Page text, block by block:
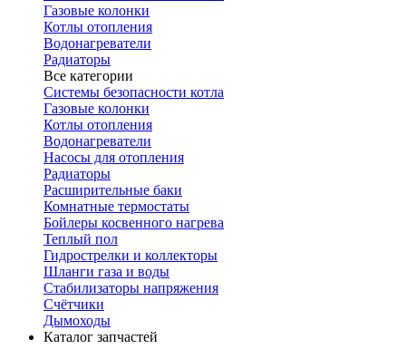
Газовые колонки
Котлы отопления
Водонагреватели
Радиаторы
Все категории
Системы безопасности котла
Газовые колонки
Котлы отопления
Водонагреватели
Насосы для отопления
Радиаторы
Расширительные баки
Комнатные термостаты
Бойлеры косвенного нагрева
Теплый пол
Гидрострелки и коллекторы
Шланги газа и воды
Стабилизаторы напряжения
Счётчики
Дымоходы
Каталог запчастей